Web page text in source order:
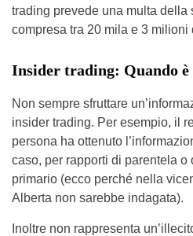
trading prevede una multa della
compresa tra 20 mila e 3 milioni
Insider trading: Quando è
Non sempre sfruttare
insider trading. Per esempio, il
persona ha ottenuto
caso, per rapporti di parentela o
primario (ecco perché nella
Alberta non sarebbe indagata).
Inoltre non rappresenta